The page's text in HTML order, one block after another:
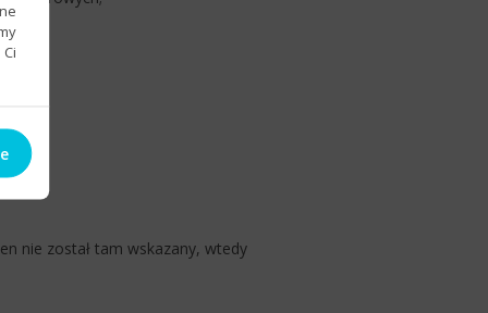
nie został tam wskazany, wtedy